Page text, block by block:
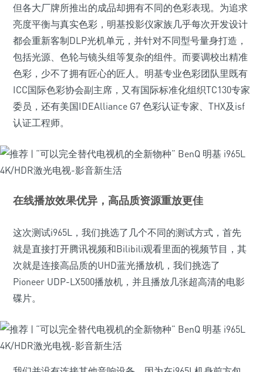
但各大厂牌所推出的成品却拥有不同的色彩表现。为追求
亮度平衡与真实色彩，明基投影仪家族几乎每次开发设计
都会重新客制DLP光机单元，并针对不同型号量身打造，
包括光源、色轮与镜头组等复杂的组件。而要调校出精准
色彩，少不了拥有匠心的匠人。明基专业色彩团队里既有
ICC国际色彩协会副主席，又有国际标准化组织TC130专家
委员，还有美国IDEAlliance G7 色彩认证专家、THX及isf
认证工程师。
在线播放效果优异，高品质资源重放更佳
这次测试i965L，我们挑选了几个不同的测试方式，首先
就是直接打开腾讯视频和Bilibili观看里面的视频节目，其
次就是连接高品质的UHD蓝光播放机，我们挑选了
Pioneer UDP-LX500播放机，并且播放几张超高清的电影
碟片。